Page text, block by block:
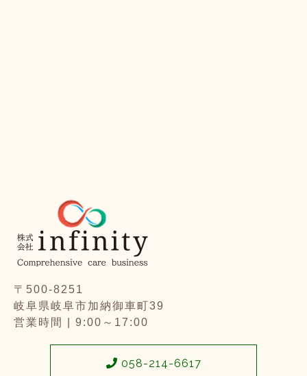
〒500-8251
岐阜県岐阜市加納御車町39
営業時間 | 9:00～17:00
058-214-6617